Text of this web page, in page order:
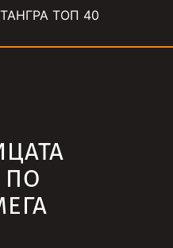
ТАНГРА ТОП 40
ПО